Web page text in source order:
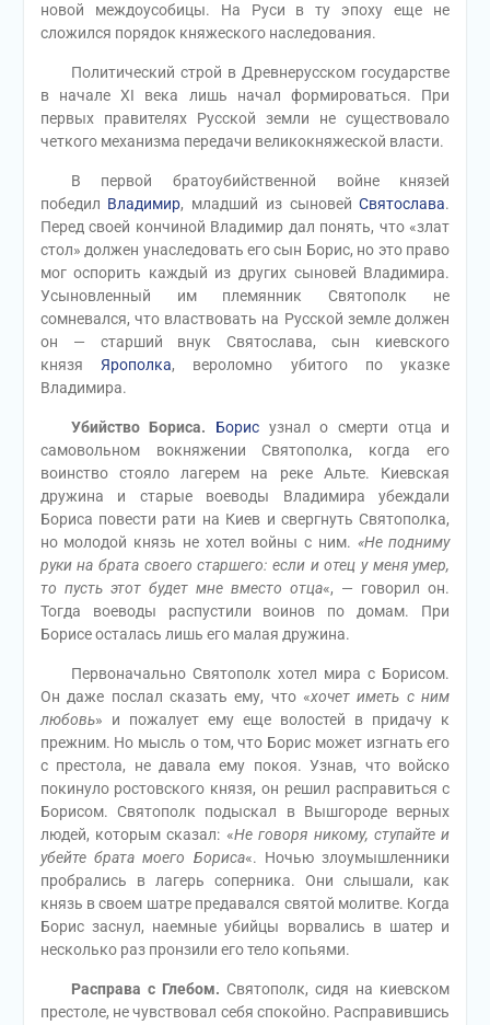
новой междоусобицы. На Руси в ту эпоху еще не
сложился порядок княжеского наследования.
Политический строй в Древнерусском государстве
в начале XI века лишь начал формироваться. При
первых правителях Русской земли не существовало
четкого механизма передачи великокняжеской власти.
В первой братоубийственной войне князей
победил Владимир, младший из сыновейСвятослава.
Перед своей кончиной Владимир дал понять, что «злат
стол» должен унаследовать его сын Борис, но это право
мог оспорить каждый из других сыновей Владимира.
Усыновленный им племянник Святополк не
сомневался, что властвовать на Русской земле должен
он — старший внук Святослава, сын киевского
князя Ярополка, вероломно убитого по указке
Владимира.
Убийство Бориса. Борис узнал о смерти отца и
самовольном вокняжении Святополка, когда его
воинство стояло лагерем на реке Альте. Киевская
дружина и старые воеводы Владимира убеждали
Бориса повести рати на Киев и свергнуть Святополка,
но молодой князь не хотел войны с ним. «Не подниму
руки на брата своего старшего: если и отец у меня умер,
то пусть этот будет мне вместо отца«, — говорил он.
Тогда воеводы распустили воинов по домам. При
Борисе осталась лишь его малая дружина.
Первоначально Святополк хотел мира с Борисом.
Он даже послал сказать ему, что «хочет иметь с ним
любовь» и пожалует ему еще волостей в придачу к
прежним. Но мысль о том, что Борис может изгнать его
с престола, не давала ему покоя. Узнав, что войско
покинуло ростовского князя, он решил расправиться с
Борисом. Святополк подыскал в Вышгороде верных
людей, которым сказал: «Не говоря никому, ступайте и
убейте брата моего Бориса«. Ночью злоумышленники
пробрались в лагерь соперника. Они слышали, как
князь в своем шатре предавался святой молитве. Когда
Борис заснул, наемные убийцы ворвались в шатер и
несколько раз пронзили его тело копьями.
Расправа с Глебом. Святополк, сидя на киевском
престоле, не чувствовал себя спокойно. Расправившись